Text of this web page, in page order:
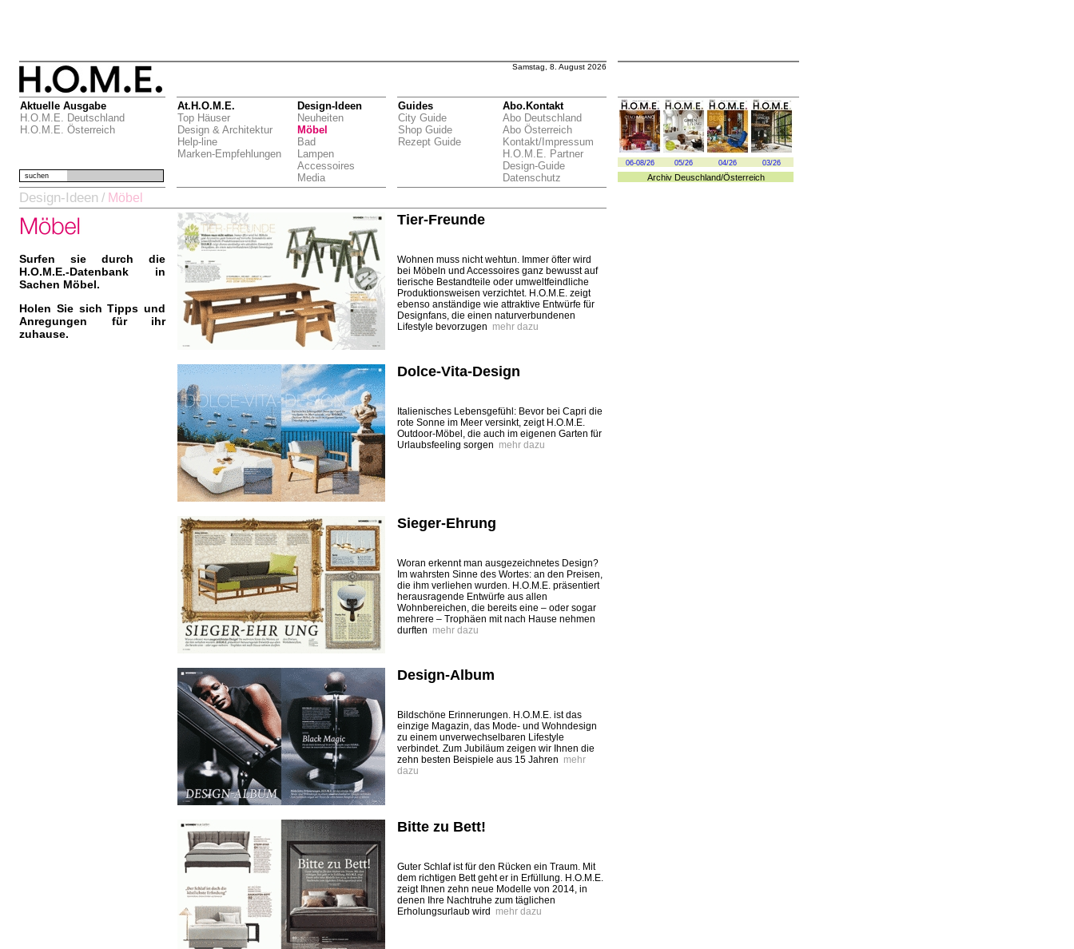
Samstag, 8. August 2026
Aktuelle Ausgabe
H.O.M.E. Deutschland
H.O.M.E. Österreich
At.H.O.M.E.
Top Häuser
Design & Architektur
Help-line
Marken-Empfehlungen
Design-Ideen
Neuheiten
Möbel
Bad
Lampen
Accessoires
Media
Guides
City Guide
Shop Guide
Rezept Guide
Abo.Kontakt
Abo Deutschland
Abo Österreich
Kontakt/Impressum
H.O.M.E. Partner
Design-Guide
Datenschutz
06-08/26 05/26 04/26 03/26
Archiv Deuschland/Österreich
suchen
Design-Ideen / Möbel
Surfen sie durch die
H.O.M.E.-Datenbank in
Sachen Möbel.
Holen Sie sich Tipps und
Anregungen für ihr
zuhause.
Tier-Freunde
Wohnen muss nicht wehtun. Immer öfter wird
bei Möbeln und Accessoires ganz bewusst auf
tierische Bestandteile oder umweltfeindliche
Produktionsweisen verzichtet. H.O.M.E. zeigt
ebenso anständige wie attraktive Entwürfe für
Designfans, die einen naturverbundenen
Lifestyle bevorzugen mehr dazu
Dolce-Vita-Design
Italienisches Lebensgefühl: Bevor bei Capri die
rote Sonne im Meer versinkt, zeigt H.O.M.E.
Outdoor-Möbel, die auch im eigenen Garten für
Urlaubsfeeling sorgen mehr dazu
Sieger-Ehrung
Woran erkennt man ausgezeichnetes Design?
Im wahrsten Sinne des Wortes: an den Preisen,
die ihm verliehen wurden. H.O.M.E. präsentiert
herausragende Entwürfe aus allen
Wohnbereichen, die bereits eine – oder sogar
mehrere – Trophäen mit nach Hause nehmen
durften mehr dazu
Design-Album
Bildschöne Erinnerungen. H.O.M.E. ist das
einzige Magazin, das Mode- und Wohndesign
zu einem unverwechselbaren Lifestyle
verbindet. Zum Jubiläum zeigen wir Ihnen die
zehn besten Beispiele aus 15 Jahren mehr
dazu
Bitte zu Bett!
Guter Schlaf ist für den Rücken ein Traum. Mit
dem richtigen Bett geht er in Erfüllung. H.O.M.E.
zeigt Ihnen zehn neue Modelle von 2014, in
denen Ihre Nachtruhe zum täglichen
Erholungsurlaub wird mehr dazu